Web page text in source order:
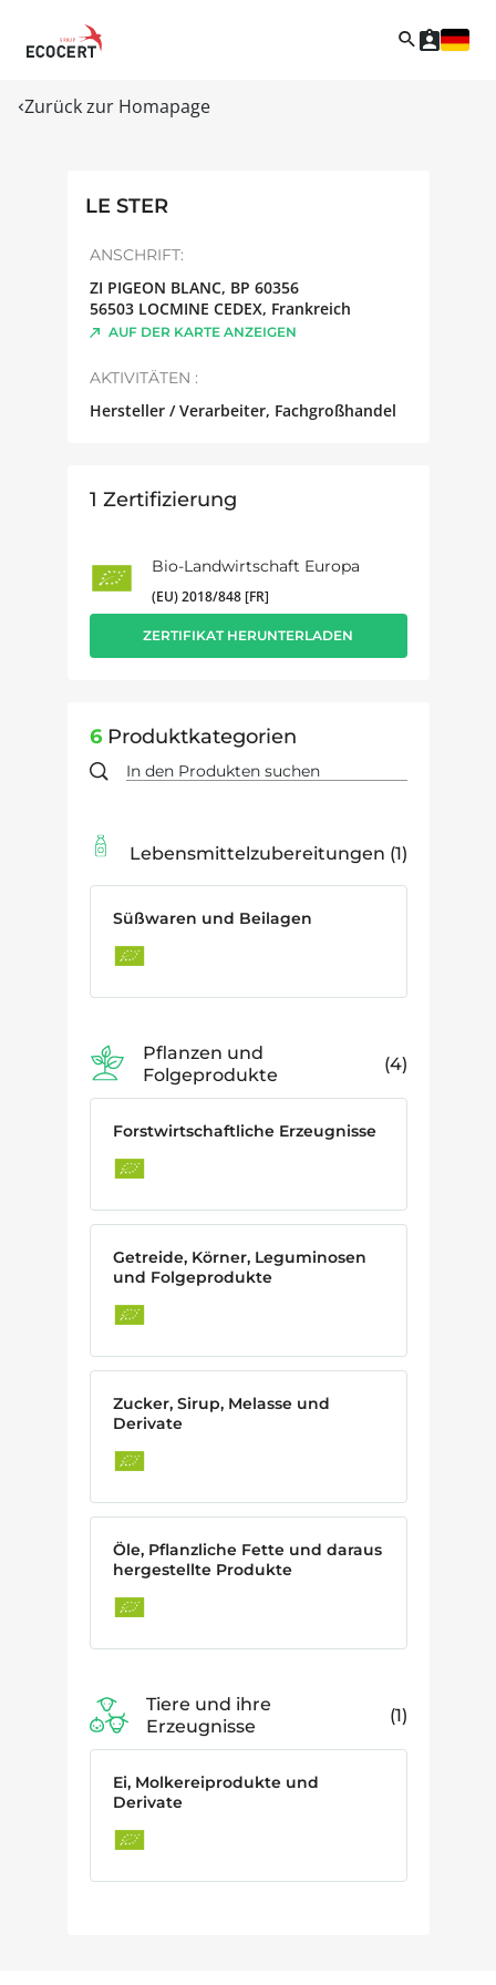
Zurück zur Homapage
LE STER
ANSCHRIFT:
ZI PIGEON BLANC, BP 60356
56503 LOCMINE CEDEX, Frankreich
AUF DER KARTE ANZEIGEN
AKTIVITÄTEN :
Hersteller / Verarbeiter, Fachgroßhandel
1 Zertifizierung
Bio-Landwirtschaft Europa
(EU) 2018/848 [FR]
ZERTIFIKAT HERUNTERLADEN
6Produktkategorien
Lebensmittelzubereitungen 1
Süßwaren und Beilagen
Pflanzen und
Folgeprodukte
4
Forstwirtschaftliche Erzeugnisse
Getreide, Körner, Leguminosen
und Folgeprodukte
Zucker, Sirup, Melasse und
Derivate
Öle, Pflanzliche Fette und daraus
hergestellte Produkte
Tiere und ihre
Erzeugnisse
1
Ei, Molkereiprodukte und
Derivate